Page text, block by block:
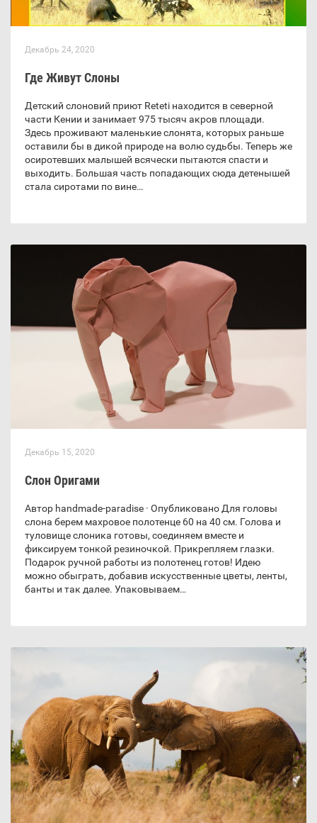
Декабрь 24, 2020
Где Живут Слоны
Детский слоновий приют Reteti находится в северной
части Кении и занимает 975 тысяч акров площади.
Здесь проживают маленькие слонята, которых раньше
оставили бы в дикой природе на волю судьбы. Теперь же
осиротевших малышей всячески пытаются спасти и
выходить. Большая часть попадающих сюда детенышей
стала сиротами по вине…
Декабрь 15, 2020
Слон Оригами
Автор handmade-paradise · Опубликовано Для головы
слона берем махровое полотенце 60 на 40 см. Голова и
туловище слоника готовы, соединяем вместе и
фиксируем тонкой резиночкой. Прикрепляем глазки.
Подарок ручной работы из полотенец готов! Идею
можно обыграть, добавив искусственные цветы, ленты,
банты и так далее. Упаковываем…